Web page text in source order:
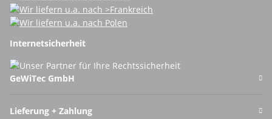
Internetsicherheit
GeWiTec GmbH
Lieferung + Zahlung